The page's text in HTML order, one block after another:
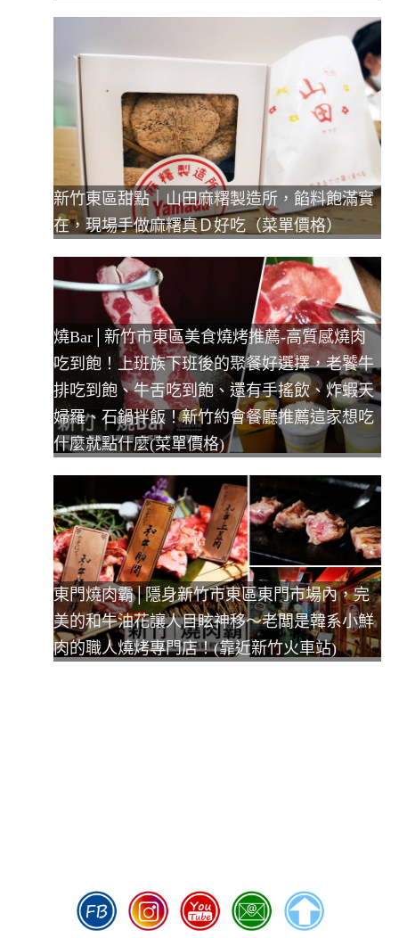
新竹東區甜點｜山田麻糬製造所，餡料飽滿實
在，現場手做麻糬真Ｄ好吃（菜單價格）
燒Bar│新竹市東區美食燒烤推薦-高質感燒肉
吃到飽！上班族下班後的聚餐好選擇，老饕牛
排吃到飽、牛舌吃到飽、還有手搖飲、炸蝦天
婦羅、石鍋拌飯！新竹約會餐廳推薦這家想吃
什麼就點什麼(菜單價格)
東門燒肉霸│隱身新竹市東區東門市場內，完
美的和牛油花讓人目眩神移～老闆是韓系小鮮
肉的職人燒烤專門店！(靠近新竹火車站)